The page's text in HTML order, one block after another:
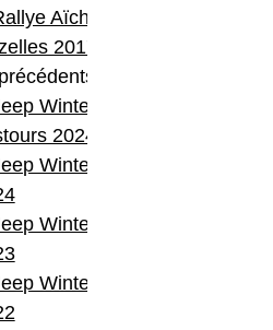
Aïcha des
2017
Winter
2024
Winter Tour
Winter Tour
Winter Tour